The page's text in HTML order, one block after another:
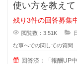
使い方を教え
実は上手く扱え
残り3件の回答募集
閲覧数：3.51K
な事へでの関しての質問
回答済：「報酬UP